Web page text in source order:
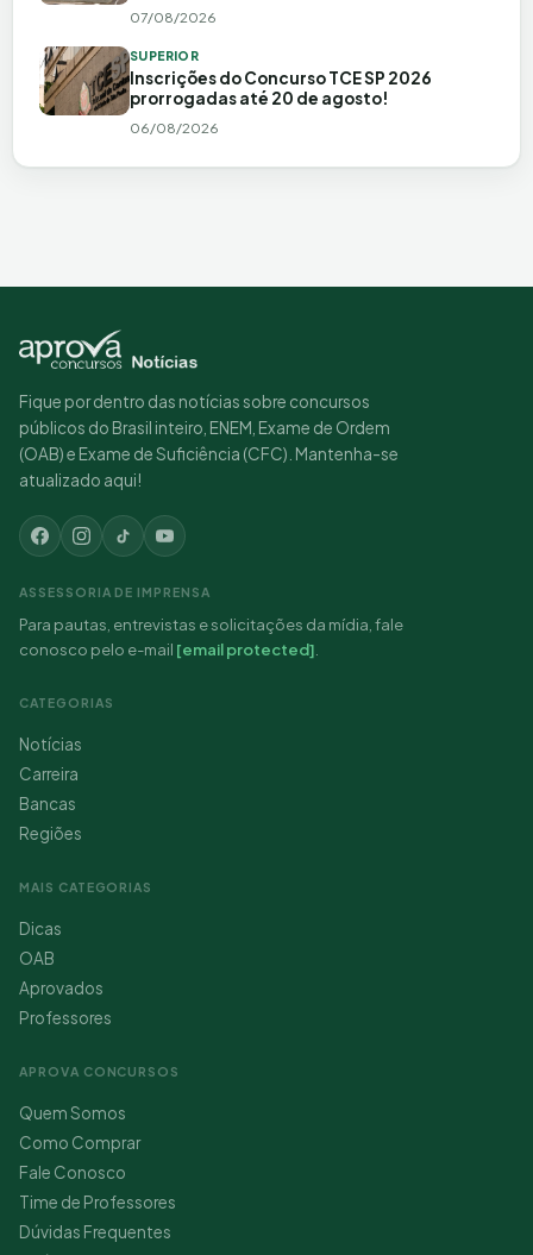
07/08/2026
SUPERIOR
Inscrições do Concurso TCE SP 2026
prorrogadas até 20 de agosto!
06/08/2026
Fique por dentro das notícias sobre concursos
públicos do Brasil inteiro, ENEM, Exame de Ordem
(OAB) e Exame de Suficiência (CFC). Mantenha-se
atualizado aqui!
ASSESSORIA DE IMPRENSA
Para pautas, entrevistas e solicitações da mídia, fale
conosco pelo e-mail [email protected].
CATEGORIAS
Notícias
Carreira
Bancas
Regiões
MAIS CATEGORIAS
Dicas
OAB
Aprovados
Professores
APROVA CONCURSOS
Quem Somos
Como Comprar
Fale Conosco
Time de Professores
Dúvidas Frequentes